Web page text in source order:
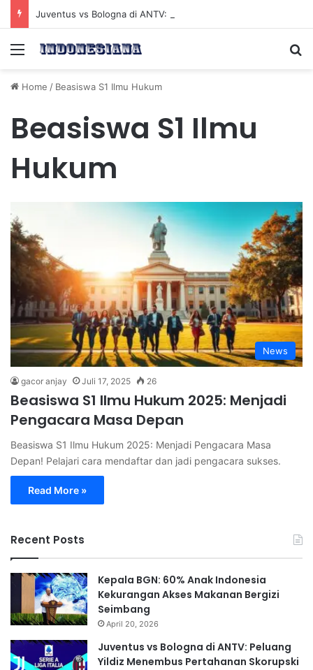
Menu
Home / Beasiswa S1 Ilmu Hukum
Beasiswa S1 Ilmu
Hukum
News
gacor anjay Juli 17, 2025 26
Beasiswa S1 Ilmu Hukum 2025: Menjadi
Pengacara Masa Depan
Beasiswa S1 Ilmu Hukum 2025: Menjadi Pengacara Masa
Depan! Pelajari cara mendaftar dan jadi pengacara sukses.
Read More »
Recent Posts
Kepala BGN: 60% Anak Indonesia
Kekurangan Akses Makanan Bergizi
Seimbang
April 20, 2026
Juventus vs Bologna di ANTV: Peluang
Yildiz Menembus Pertahanan Skorupski